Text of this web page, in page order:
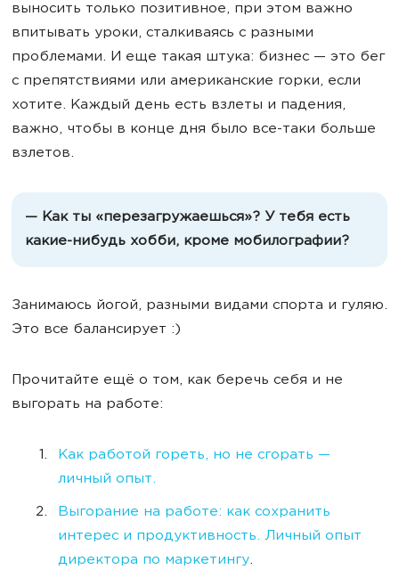
выносить только позитивное, при этом важно
впитывать уроки, сталкиваясь с разными
проблемами. И еще такая штука: бизнес — это бег
с препятствиями или американские горки, если
хотите. Каждый день есть взлеты и падения,
важно, чтобы в конце дня было все-таки больше
взлетов.
— Как ты «перезагружаешься»? У тебя есть
какие-нибудь хобби, кроме мобилографии?
Занимаюсь йогой, разными видами спорта и гуляю.
Это все балансирует :)
Прочитайте ещё о том, как беречь себя и не
выгорать на работе:
Как работой гореть, но не сгорать —
личный опыт.
Выгорание на работе: как сохранить
интерес и продуктивность. Личный опыт
директора по маркетингу.